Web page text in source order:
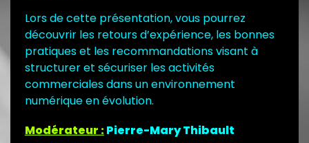
Lors de cette présentation, vous pourrez
découvrir les retours d’expérience, les bonnes
pratiques et les recommandations visant à
structurer et sécuriser les activités
commerciales dans un environnement
numérique en évolution.
Modérateur :Pierre-Mary Thibault